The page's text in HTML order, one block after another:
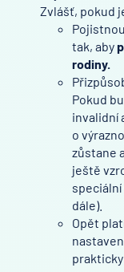
Zvlášť, pokud
tak, aby
rodiny.
Pokud
invalidní
o
zůstane
ještě
dále).
Opět